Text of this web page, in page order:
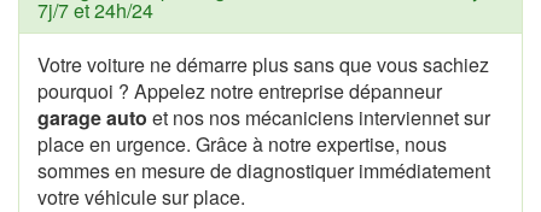
7j/7 et 24h/24
Votre voiture ne démarre plus sans que vous sachiez
pourquoi ? Appelez notre entreprise dépanneur
garage auto et nos nos mécaniciens interviennet sur
place en urgence. Grâce à notre expertise, nous
sommes en mesure de diagnostiquer immédiatement
votre véhicule sur place.